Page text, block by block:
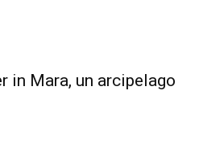
in Mara, un arcipelago